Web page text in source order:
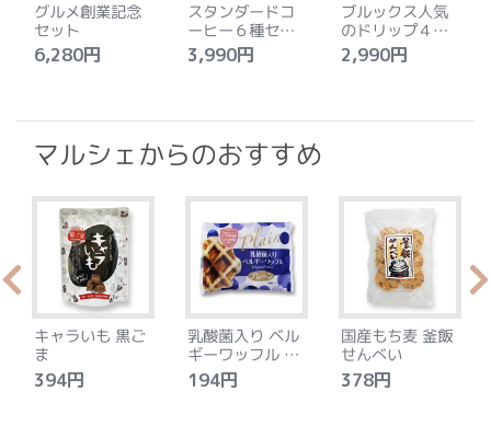
グルメ創業記念
セット
6,280円
スタンダードコ
ーヒー６種セッ
ト
3,990円
ブルックス人気
のドリップ４種
セット
2,990円
マルシェからのおすすめ
キャラいも 黒ご
ま
394円
乳酸菌入り ベル
ギーワッフル プ
レーン
194円
国産もち麦 釜飯
せんべい
378円